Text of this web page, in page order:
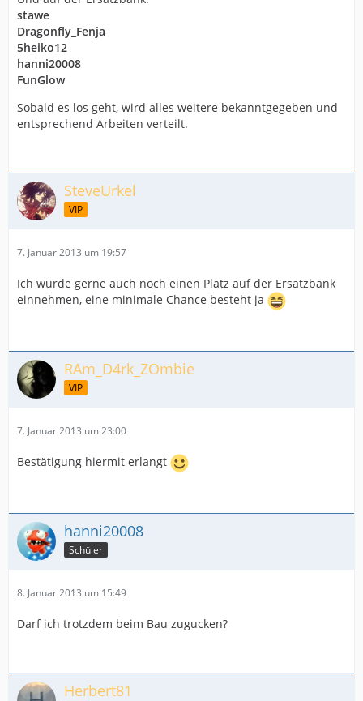
stawe
Dragonfly_Fenja
5heiko12
hanni20008
FunGlow
Sobald es los geht, wird alles weitere bekanntgegeben und
entsprechend Arbeiten verteilt.
SteveUrkel
VIP
7. Januar 2013 um 19:57
Ich würde gerne auch noch einen Platz auf der Ersatzbank
einnehmen, eine minimale Chance besteht ja
RAm_D4rk_ZOmbie
VIP
7. Januar 2013 um 23:00
Bestätigung hiermit erlangt
hanni20008
Schüler
8. Januar 2013 um 15:49
Darf ich trotzdem beim Bau zugucken?
Herbert81